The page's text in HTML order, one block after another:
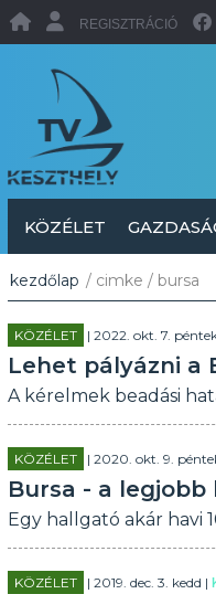
REGISZTRÁCIÓ
KÖZÉLET
kezdőlap / cimke / bursa
KÖZÉLET | 2022. okt. 7.
Lehet pályázni a
A kérelmek beadási
KÖZÉLET | 2020. okt. 9.
Bursa - a
Egy hallgató akár havi
KÖZÉLET | 2019. dec. 3. kedd |